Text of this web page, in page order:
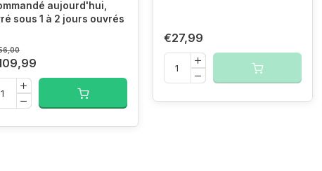
aujourd'hui,
sous 1 à 2 jours ouvrés
€27,99